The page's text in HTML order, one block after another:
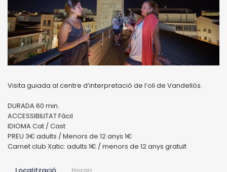
Visita guiada al centre d’interpretació de l’oli de Vandellòs.
DURADA 60 min.
ACCESSIBILITAT Fàcil
IDIOMA Cat / Cast
PREU 3€ adults / Menors de 12 anys 1€
Carnet club Xatic: adults 1€ / menors de 12 anys gratuït
Localització Horari